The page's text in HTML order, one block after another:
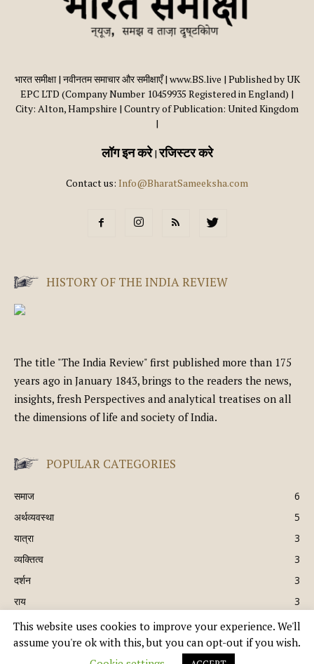
भारत समीक्षा | नवीनतम समाचार और समीक्षाएँ | www.BS.live | Published by UK
EPC LTD (Company Number 10459935 Registered in England) |
City: Alton, Hampshire | Country of Publication: United Kingdom
|
लॉग इन करे|रजिस्टर करे
Contact us: Info@BharatSameeksha.com
HISTORY OF THE INDIA REVIEW
The title "The India Review" first published more than 175
years ago in January 1843, brings to the readers the news,
insights, fresh Perspectives and analytical treatises on all
the dimensions of life and society of India.
POPULAR CATEGORIES
समाज
6
अर्थव्यवस्था
5
यात्रा
3
व्यक्तित्व
3
दर्शन
3
राय
3
© Copyright 2021 - भारत समीक्षा | A DIVISION OF UK EPC LTD. ALL RIGHTS
This website uses cookies to improve your experience. We'll
assume you're ok with this, but you can opt-out if you wish.